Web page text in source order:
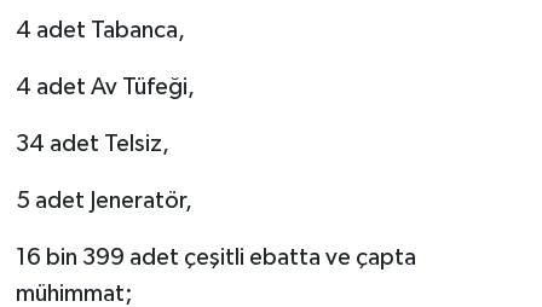
4 adet Tabanca,
4 adet Av Tüfeği,
34 adet Telsiz,
5 adet Jeneratör,
16 bin 399 adet çeşitli ebatta ve çapta
mühimmat;